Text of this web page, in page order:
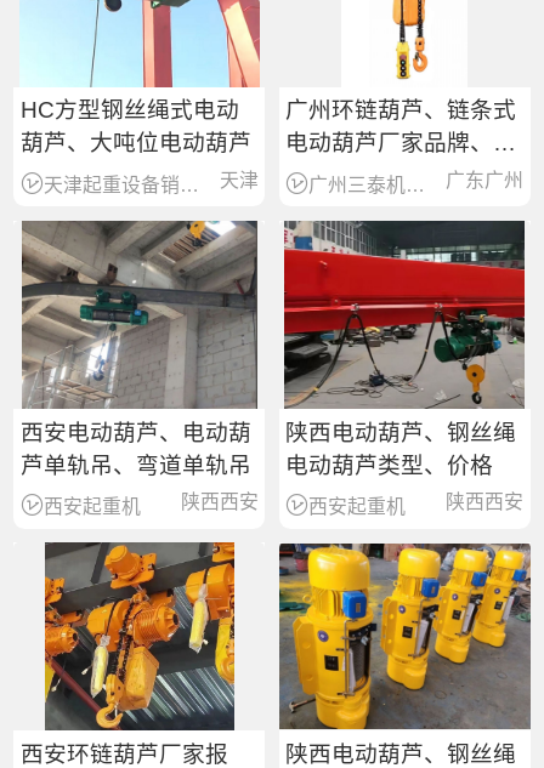
HC方型钢丝绳式电动
葫芦、大吨位电动葫芦
天津
天津起重设备销售服务商
广州环链葫芦、链条式
电动葫芦厂家品牌、价
格
广东广州
广州三泰机械工程有限公司
西安电动葫芦、电动葫
芦单轨吊、弯道单轨吊
陕西西安
西安起重机
陕西电动葫芦、钢丝绳
电动葫芦类型、价格
陕西西安
西安起重机
西安环链葫芦厂家报
陕西电动葫芦、钢丝绳